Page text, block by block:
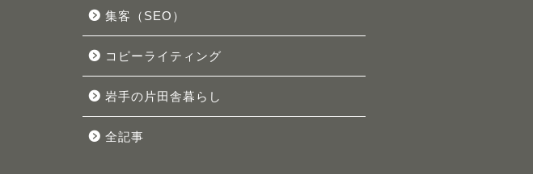
集客（SEO）
コピーライティング
岩手の片田舎暮らし
全記事